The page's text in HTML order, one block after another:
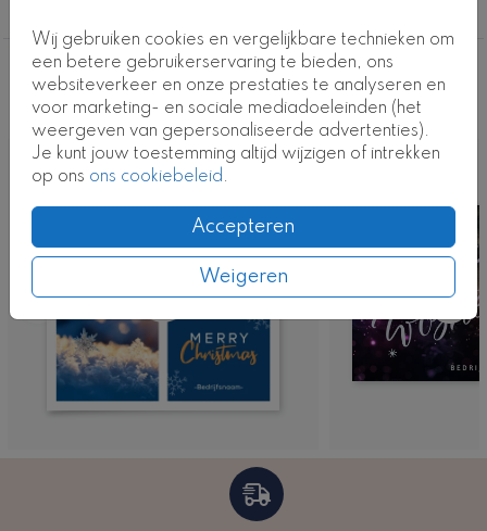
Wij gebruiken cookies en vergelijkbare technieken om
een betere gebruikerservaring te bieden, ons
websiteverkeer en onze prestaties te analyseren en
voor marketing- en sociale mediadoeleinden (het
weergeven van gepersonaliseerde advertenties).
Je kunt jouw toestemming altijd wijzigen of intrekken
op ons ons cookiebeleid.
Accepteren
Weigeren
designtool om de kaart naar eigen wens aan te
passen en bestel vervolgens een drukproef om een
voorproefje van de prachtige uitkomst te ervaren.
Kaartcode: FD-ZK-0757-3
Deze ontwerpen vind je misschien ook
leuk